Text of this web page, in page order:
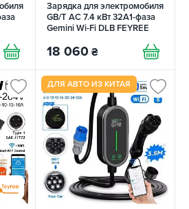
Зарядка для электромобиля
GB/T AC 7.4 кВт 32A1-фаза
Gemini Wi-Fi DLB FEYREE
18 060 ₴
ДЛЯ АВТО ИЗ КИТАЯ